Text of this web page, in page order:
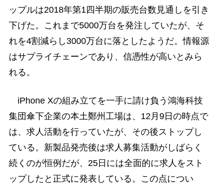
ップルは2018年第1四半期の販売台数見通しを引き
下げた。これまで5000万台を発注していたが、そ
れを4割減らし3000万台に落としたようだ。情報源
はサプライチェーンであり、信憑性が高いとみら
れる。
iPhone Xの組み立てを一手に請け負う鴻海科技
集団傘下企業の本土鄭州工場は、12月9日の時点で
は、求人活動を行っていたが、その後ストップし
ている。新製品発売後は求人募集活動がしばらく
続くのが恒例だが、25日には全面的に求人をスト
ップしたと正式に発表している。この点につい